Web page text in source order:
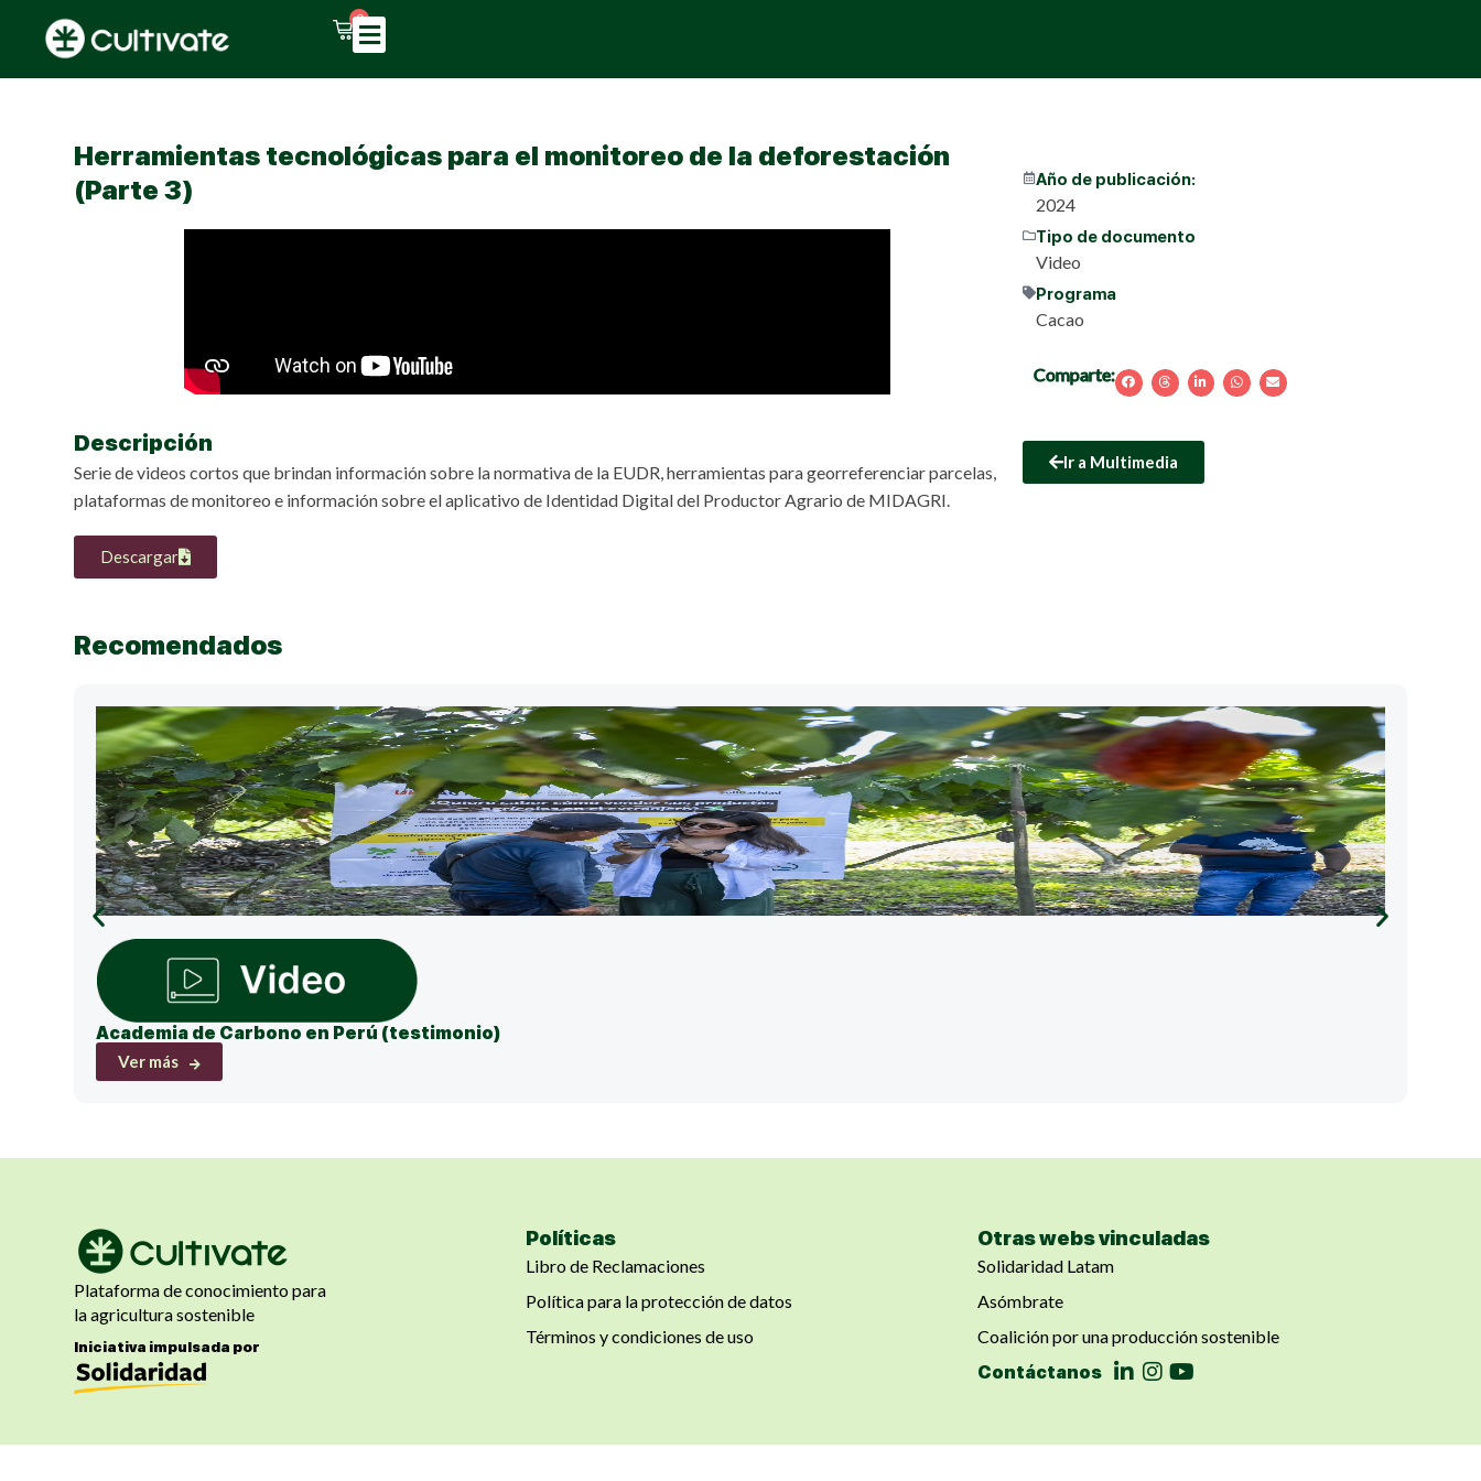
0
Herramientas tecnológicas para el monitoreo de la deforestación
(Parte 3)
Descripción
Serie de videos cortos que brindan información sobre la normativa de la EUDR, herramientas para georreferenciar parcelas,
plataformas de monitoreo e información sobre el aplicativo de Identidad Digital del Productor Agrario de MIDAGRI.
Descargar
Año de publicación:
2024
Tipo de documento
Video
Programa
Cacao
Comparte:
Ir a Multimedia
Recomendados
Academia de Carbono en Perú (testimonio)
Ver más
Plataforma de conocimiento para
la agricultura sostenible
Iniciativa impulsada por
Políticas
Libro de Reclamaciones
Política para la protección de datos
Términos y condiciones de uso
Otras webs vinculadas
Solidaridad Latam
Asómbrate
Coalición por una producción sostenible
Contáctanos